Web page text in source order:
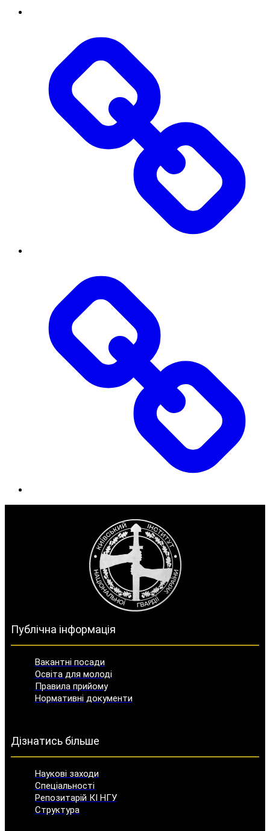
Публічна інформація
Вакантні посади
Освіта для молоді
Правила прийому
Нормативні документи
Дізнатись більше
Наукові заходи
Спеціальності
Репозитарій КІ НГУ
Структура